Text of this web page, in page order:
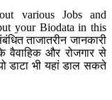
various Jobs and
your Biodata in this
ताजातरीन जानकारी
और रोजगार से
डाटा भी यहां डाल सकते